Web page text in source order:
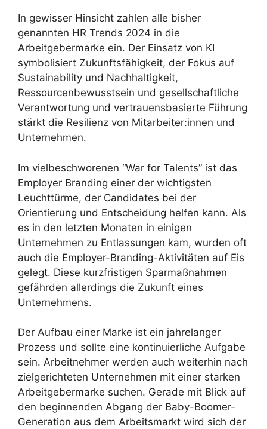
In gewisser Hinsicht zahlen alle bisher
genannten HR Trends 2024 in die
Arbeitgebermarke ein. Der Einsatz von KI
symbolisiert Zukunftsfähigkeit, der Fokus auf
Sustainability und Nachhaltigkeit,
Ressourcenbewusstsein und gesellschaftliche
Verantwortung und vertrauensbasierte Führung
stärkt die Resilienz von Mitarbeiter:innen und
Unternehmen.
Im vielbeschworenen “War for Talents” ist das
Employer Branding einer der wichtigsten
Leuchttürme, der Candidates bei der
Orientierung und Entscheidung helfen kann. Als
es in den letzten Monaten in einigen
Unternehmen zu Entlassungen kam, wurden oft
auch die Employer-Branding-Aktivitäten auf Eis
gelegt. Diese kurzfristigen Sparmaßnahmen
gefährden allerdings die Zukunft eines
Unternehmens.
Der Aufbau einer Marke ist ein jahrelanger
Prozess und sollte eine kontinuierliche Aufgabe
sein. Arbeitnehmer werden auch weiterhin nach
zielgerichteten Unternehmen mit einer starken
Arbeitgebermarke suchen. Gerade mit Blick auf
den beginnenden Abgang der Baby-Boomer-
Generation aus dem Arbeitsmarkt wird sich der